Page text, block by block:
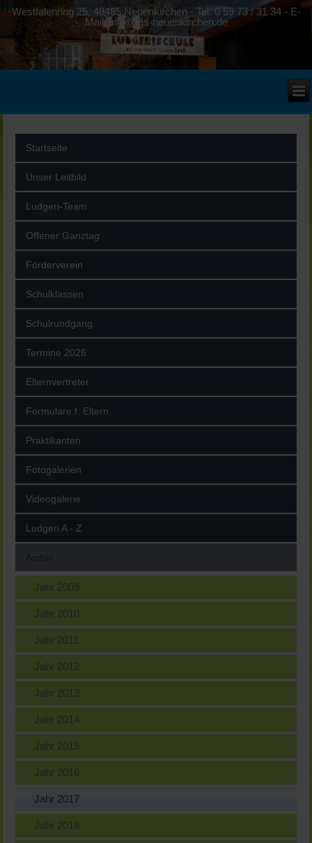
Westfalenring 25, 48485 Neuenkirchen - Tel. 0 59 73 / 31 34 - E-
Mail: info@lgs-neuenkirchen.de
Startseite
Unser Leitbild
Ludgeri-Team
Offener Ganztag
Förderverein
Schulklassen
Schulrundgang
Termine 2026
Elternvertreter
Formulare f. Eltern
Praktikanten
Fotogalerien
Videogalerie
Ludgeri A - Z
Jahr 2009
Jahr 2010
Jahr 2011
Jahr 2012
Jahr 2013
Jahr 2014
Jahr 2015
Jahr 2016
Jahr 2017
Jahr 2018